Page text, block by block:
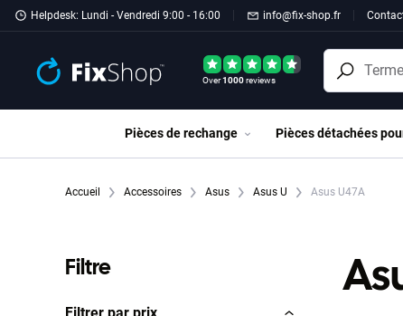
Passer au contenu principal
Helpdesk: Lundi - Vendredi 9:00 - 16:00 info@fix-shop.fr
Over1000reviews
Pièces de rechange Pièces détachées
Accueil Accessoires Asus Asus U Asus U47A
Filtre